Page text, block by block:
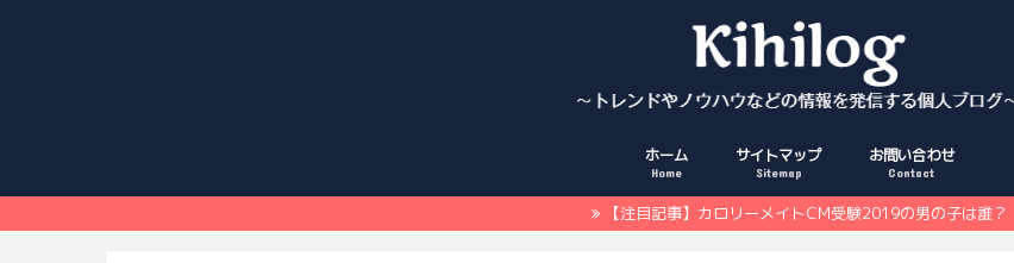
ホーム
Home
サイトマップ
Sitemap
お問い合わせ
Contact
【注目記事】カロリーメイトCM受験2019の男の子は誰？